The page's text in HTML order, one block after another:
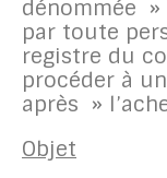
dénommée »
par toute
registre du
procéder à
après »
Objet